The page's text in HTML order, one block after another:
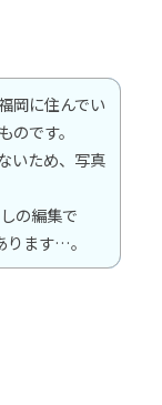
岡に住んでい
です。
いため、写真
の編集で
ります…。